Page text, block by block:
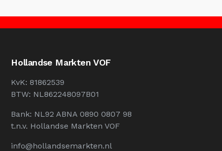
Hollandse Markten VOF
KvK: 81862539
BTW: NL862248097B01
Bank: NL92 ABNA 0890 0807 98
t.n.v. Hollandse Markten VOF
info@hollandsemarkten.nl